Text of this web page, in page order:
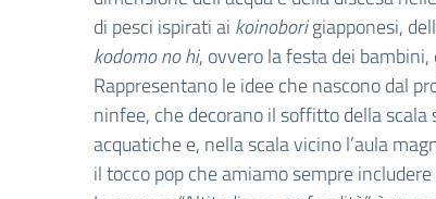
di pesci ispirati ai koinoborigiapponesi,
kodomo no hi, ovvero la festa dei
Rappresentano le idee che nascono dal
ninfee, che decorano il soffitto della
acquatiche e, nella scala vicino l’aula
il tocco pop che amiamo sempre